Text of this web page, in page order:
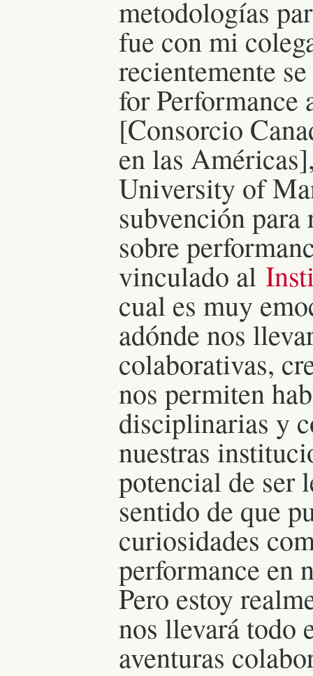
metodologías
fue con mi
recientemente
for Performance
[Consorcio
en las
University of
subvención
sobre
vinculado al
cual es muy
adónde nos
colaborativas,
nos permiten
disciplinarias y
nuestras
potencial de ser
sentido de que
curiosidades
performance en
Pero estoy
nos llevará todo
aventuras